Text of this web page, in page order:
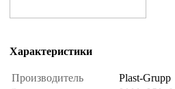
Характеристики
Производитель
Plast-Grupp